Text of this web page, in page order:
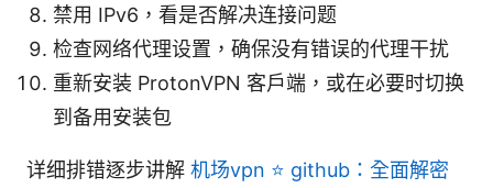
禁用 IPv6，看是否解决连接问题
检查网络代理设置，确保没有错误的代理干扰
重新安装 ProtonVPN 客户端，或在必要时切换
到备用安装包
详细排错逐步讲解 机场vpn ⭐ github：全面解密